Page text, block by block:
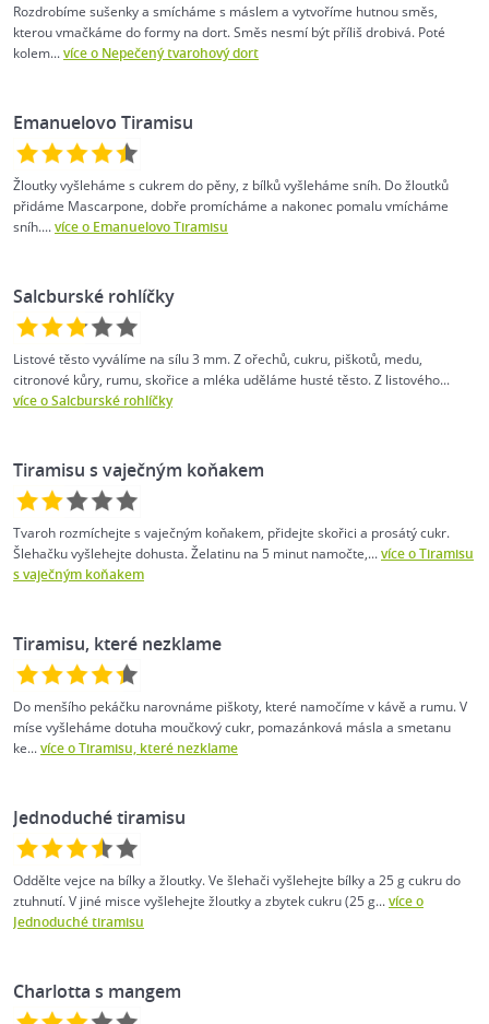
Rozdrobíme sušenky a smícháme s máslem a vytvoříme hutnou směs,
kterou vmačkáme do formy na dort. Směs nesmí být příliš drobivá. Poté
kolem...více o Nepečený tvarohový dort
Emanuelovo Tiramisu
Žloutky vyšleháme s cukrem do pěny, z bílků vyšleháme sníh. Do žloutků
přidáme Mascarpone, dobře promícháme a nakonec pomalu vmícháme
sníh....více o Emanuelovo Tiramisu
Salcburské rohlíčky
Listové těsto vyválíme na sílu 3 mm. Z ořechů, cukru, piškotů, medu,
citronové kůry, rumu, skořice a mléka uděláme husté těsto. Z listového...
více o Salcburské rohlíčky
Tiramisu s vaječným koňakem
Tvaroh rozmíchejte s vaječným koňakem, přidejte skořici a prosátý cukr.
Šlehačku vyšlehejte dohusta. Želatinu na 5 minut namočte,...více o Tiramisu
s vaječným koňakem
Tiramisu, které nezklame
Do menšího pekáčku narovnáme piškoty, které namočíme v kávě a rumu. V
míse vyšleháme dotuha moučkový cukr, pomazánková másla a smetanu
ke...více o Tiramisu, které nezklame
Jednoduché tiramisu
Oddělte vejce na bílky a žloutky. Ve šlehači vyšlehejte bílky a 25 g cukru do
ztuhnutí. V jiné misce vyšlehejte žloutky a zbytek cukru (25 g...více o
Jednoduché tiramisu
Charlotta s mangem